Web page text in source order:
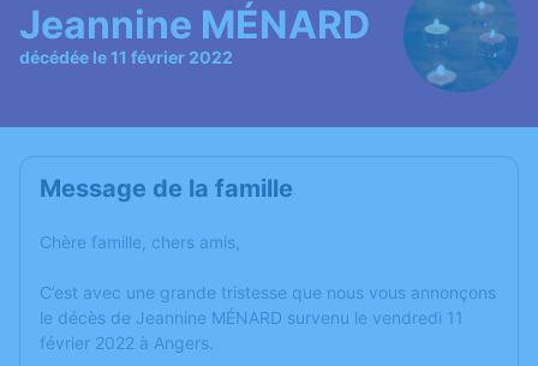
Jeannine MÉNARD
décédée le 11 février 2022
Message de la famille
Chère famille, chers amis,
C’est avec une grande tristesse que nous vous annonçons
le décès de Jeannine MÉNARD survenu le vendredi 11
février 2022 à Angers.